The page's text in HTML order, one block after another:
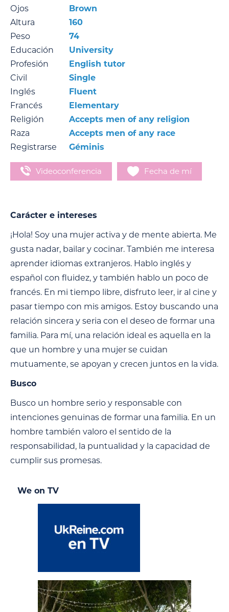
Ojos
Brown
Altura
160
Peso
74
Educación
University
Profesión
English tutor
Civil
Single
Inglés
Fluent
Francés
Elementary
Religión
Accepts men of any religion
Raza
Accepts men of any race
Registrarse
Géminis
Videoconferencia Fecha de mí
Carácter e intereses
¡Hola! Soy una mujer activa y de mente abierta. Me
gusta nadar, bailar y cocinar. También me interesa
aprender idiomas extranjeros. Hablo inglés y
español con fluidez, y también hablo un poco de
francés. En mi tiempo libre, disfruto leer, ir al cine y
pasar tiempo con mis amigos. Estoy buscando una
relación sincera y seria con el deseo de formar una
familia. Para mí, una relación ideal es aquella en la
que un hombre y una mujer se cuidan
mutuamente, se apoyan y crecen juntos en la vida.
Busco
Busco un hombre serio y responsable con
intenciones genuinas de formar una familia. En un
hombre también valoro el sentido de la
responsabilidad, la puntualidad y la capacidad de
cumplir sus promesas.
We on TV